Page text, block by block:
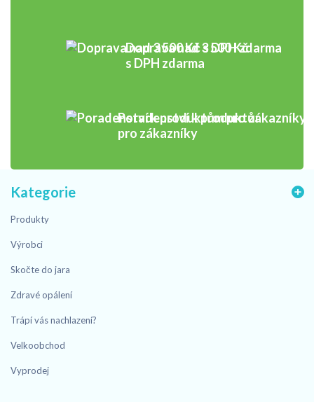
Doprava nad 3 500 Kč
s DPH zdarma
Poradenství k produktům
pro zákazníky
Kategorie
Produkty
Výrobci
Skočte do jara
Zdravé opálení
Trápí vás nachlazení?
Velkoobchod
Vyprodej